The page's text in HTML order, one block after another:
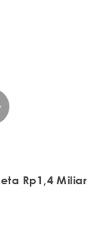
Rp1,4 Miliar